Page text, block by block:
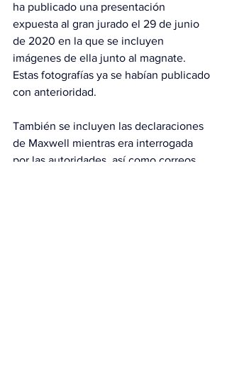
ha publicado una presentación
expuesta al gran jurado el 29 de junio
de 2020 en la que se incluyen
imágenes de ella junto al magnate.
Estas fotografías ya se habían publicado
con anterioridad.
También se incluyen las declaraciones
de Maxwell mientras era interrogada
por las autoridades, así como correos